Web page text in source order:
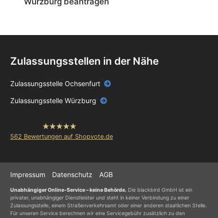
sich bei der Kfz-Zulassung im Kreis Würzburg die
ca. 90 % Originalbauteile
Brennstoffzellenfahrzeug
Anforderungen an Hybridfahrzeuge:
max. CO2-Ausstoß = 50g/km
elektrischen Antriebs:
Zulassungsstellen in der Nähe
Zulassungsstelle Ochsenfurt
Zulassungsstelle Würzburg
GmbHKennzeichen King
hat4.84
von
562 Bewertungen auf Shopvote.de
Impressum Datenschutz AGB
Unabhängiger Online-Service – keine Behörde. Die blackbird GmbH ist ein
privater, unabhängiger Dienstleister und steht in keiner Verbindung zu einer
Zulassungsstelle, einem Straßenverkehrsamt oder einer anderen staatlichen Stelle.
Für unseren Service berechnen wir eine Servicegebühr zusätzlich zu den